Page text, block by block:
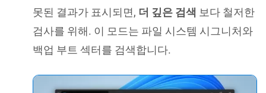
못된 결과가 표시되면, 더 깊은 검색 보다 철저한
검사를 위해. 이 모드는 파일 시스템 시그니처와
백업 부트 섹터를 검색합니다.